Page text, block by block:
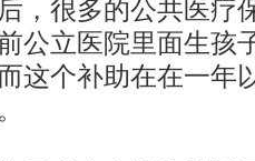
，很多的公共医疗
公立医院里面生孩
这个补助在在一年